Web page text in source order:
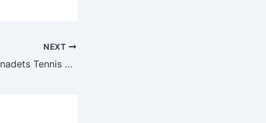
NEXT
05/02/2023 – Bernadets Tennis de Table – Planning des matches phase 2